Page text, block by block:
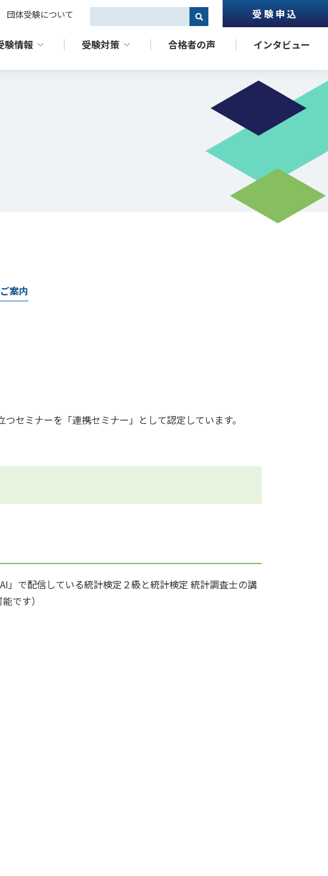
団体受験について 受験申込
験情報 受験対策 合格者の声 インタビュー
これは、自動候補機能付きの検索フィールドです。
案内
セミナーを「連携セミナー」として認定しています。
」で配信している統計検定２級と統計検定 統計調査士の講
です）